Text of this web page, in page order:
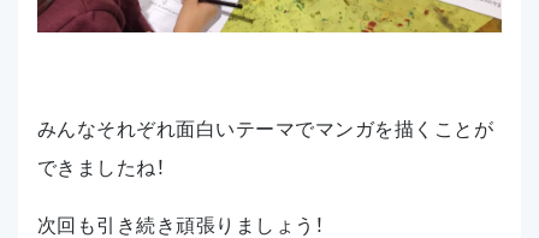
みんなそれぞれ面白いテーマでマンガを描くことが
できましたね！
次回も引き続き頑張りましょう！